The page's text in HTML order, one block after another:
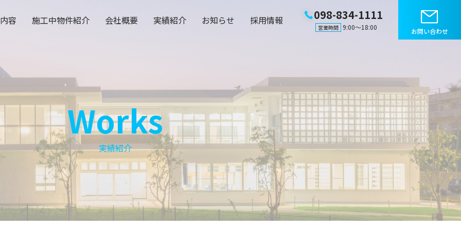
098-834-1111
営業時間 9:00〜18:00
容 施工中物件紹介 会社概要 実績紹介 お知らせ 採用情報
お問い合わせ
Works
実績紹介